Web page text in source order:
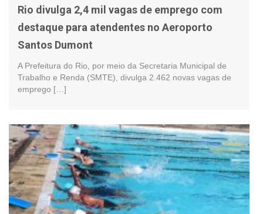
Rio divulga 2,4 mil vagas de emprego com
destaque para atendentes no Aeroporto
Santos Dumont
A Prefeitura do Rio, por meio da Secretaria Municipal de
Trabalho e Renda (SMTE), divulga 2.462 novas vagas de
emprego […]